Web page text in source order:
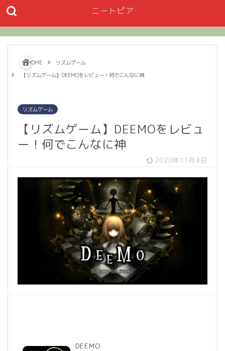
ニートピア
HOME
リズムゲーム
【リズムゲーム】DEEMOをレビュー！何でこんなに神
リズムゲーム
【リズムゲーム】DEEMOをレビュ
ー！何でこんなに神
2020年11月4日
DEEMO